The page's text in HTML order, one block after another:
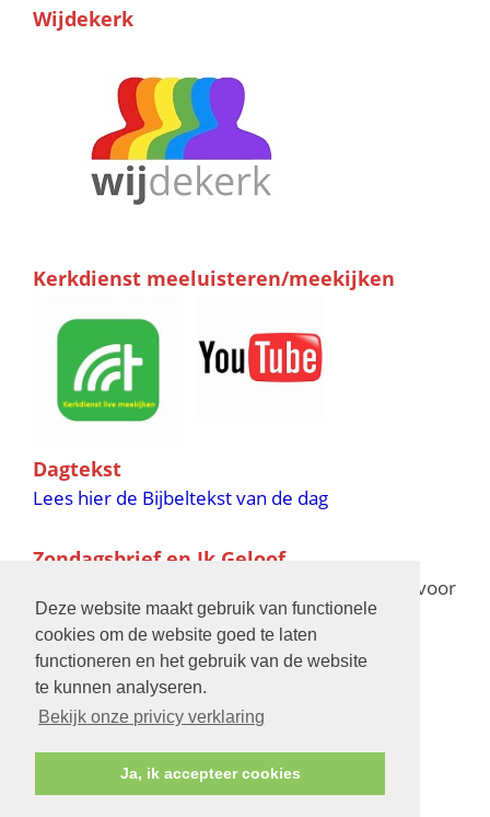
Deze website maakt gebruik van functionele
cookies om de website goed te laten
functioneren en het gebruik van de website
te kunnen analyseren.
Bekijk onze privicy verklaring
Ja, ik accepteer cookies
Wijdekerk
Kerkdienst meeluisteren/meekijken
Dagtekst
Lees hier de Bijbeltekst van de dag
Zondagsbrief en Ik Geloof
voor
de verschijningsdata in 2025 en 2026
Bijbelschool